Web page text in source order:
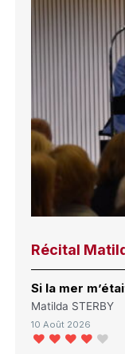
Récital
Si la mer
Matilda STERBY
10 Août 2026